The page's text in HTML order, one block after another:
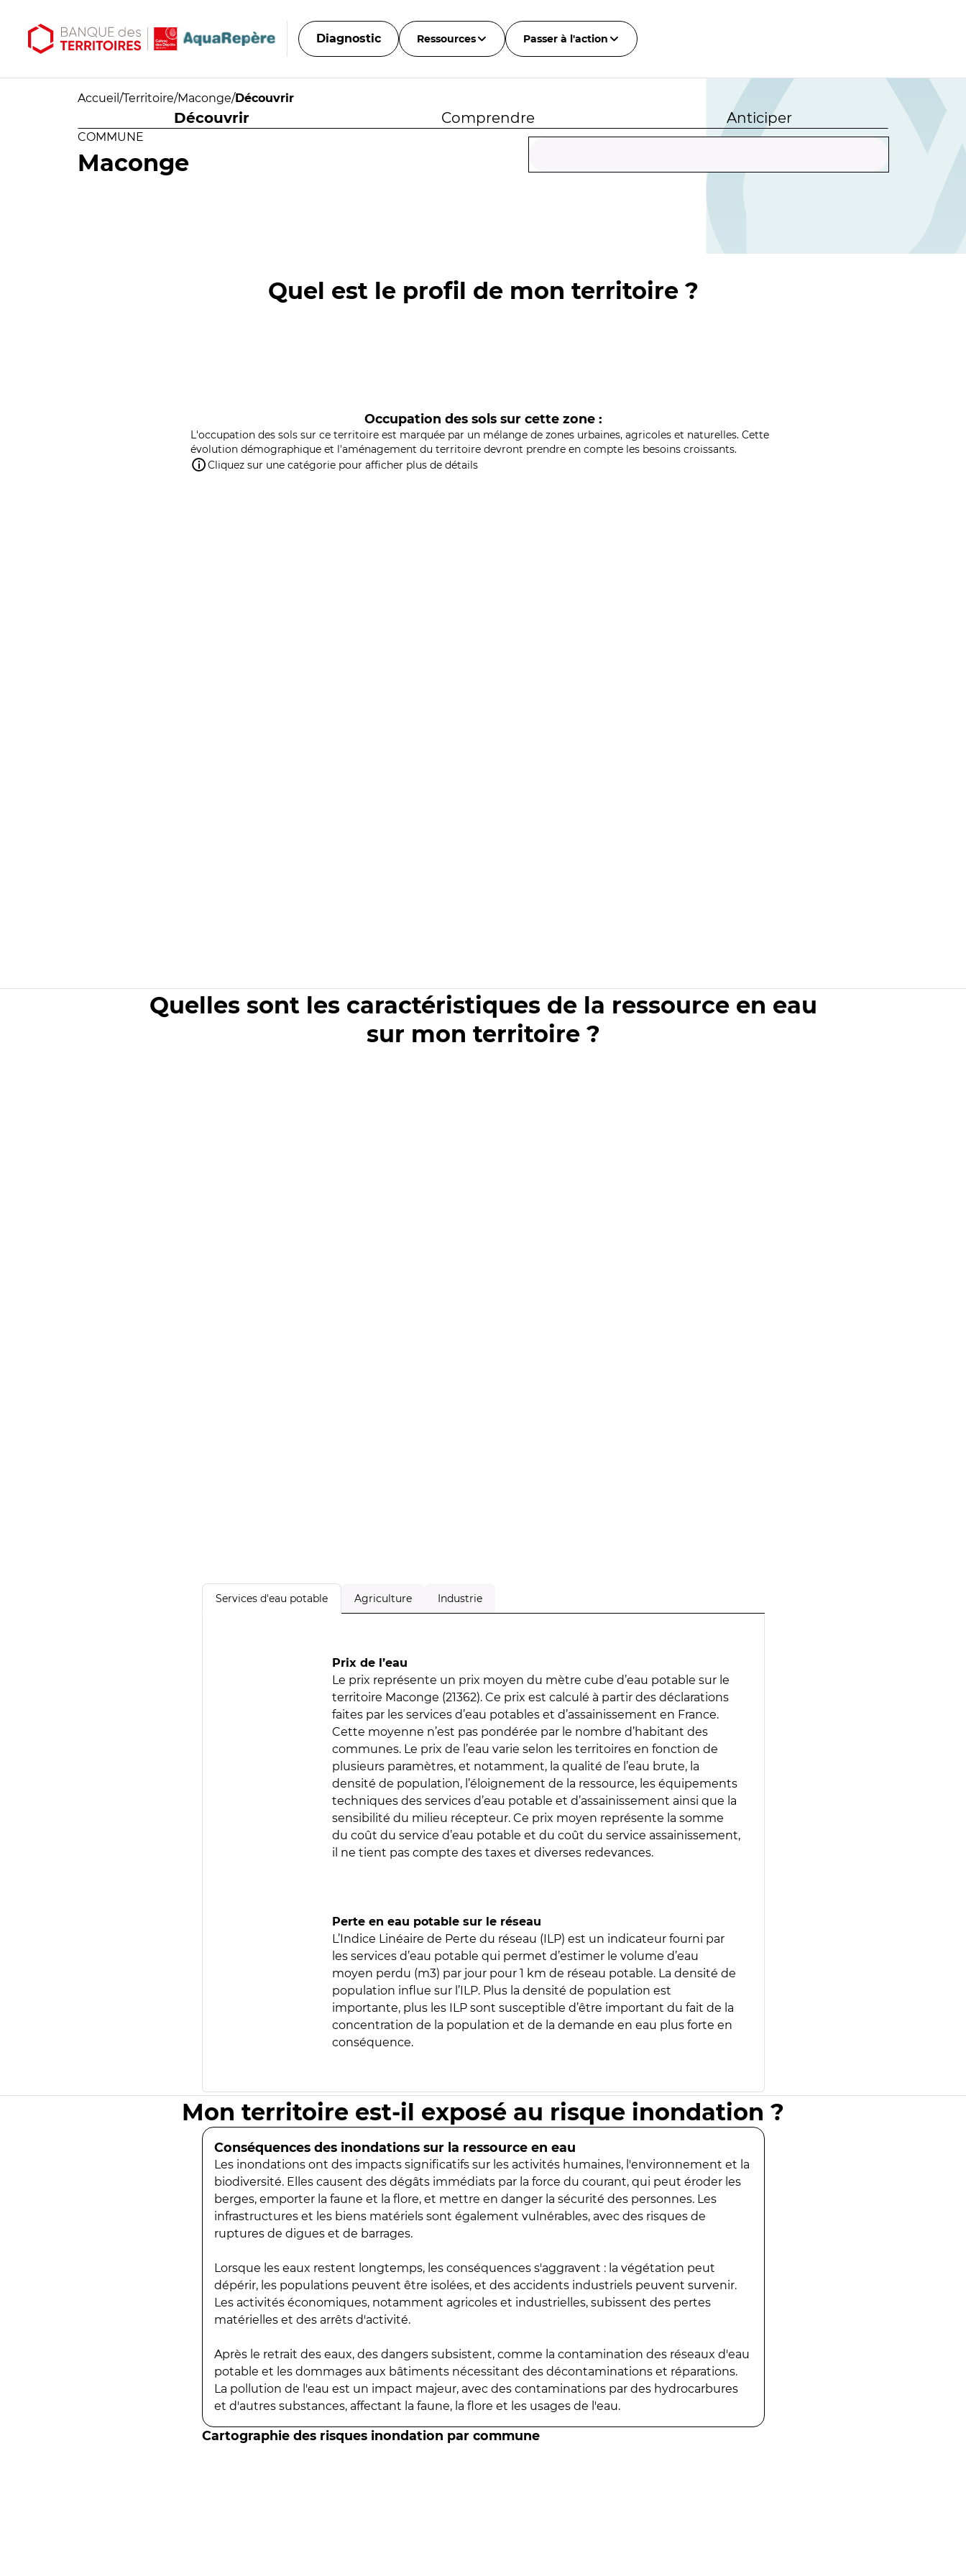
Diagnostic Ressources Passer à l'action
Accueil /Territoire/Maconge/Découvrir
Découvrir Comprendre Anticiper
COMMUNE
Maconge
Quel est le profil de mon territoire ?
Occupation des sols sur cette zone :
L'occupation des sols sur ce territoire est marquée par un mélange de zones urbaines, agricoles et naturelles. Cette
évolution démographique et l'aménagement du territoire devront prendre en compte les besoins croissants.
Cliquez sur une catégorie pour afficher plus de détails
Quelles sont les caractéristiques de la ressource en eau
sur mon territoire ?
Services d'eau potable Agriculture Industrie
Prix de l’eau
Le prix représente un prix moyen du mètre cube d’eau potable sur le
territoire Maconge (21362). Ce prix est calculé à partir des déclarations
faites par les services d’eau potables et d’assainissement en France.
Cette moyenne n’est pas pondérée par le nombre d’habitant des
communes. Le prix de l’eau varie selon les territoires en fonction de
plusieurs paramètres, et notamment, la qualité de l’eau brute, la
densité de population, l’éloignement de la ressource, les équipements
techniques des services d’eau potable et d’assainissement ainsi que la
sensibilité du milieu récepteur. Ce prix moyen représente la somme
du coût du service d’eau potable et du coût du service assainissement,
il ne tient pas compte des taxes et diverses redevances.
Perte en eau potable sur le réseau
L’Indice Linéaire de Perte du réseau (ILP) est un indicateur fourni par
les services d’eau potable qui permet d’estimer le volume d’eau
moyen perdu (m3) par jour pour 1 km de réseau potable. La densité de
population influe sur l’ILP. Plus la densité de population est
importante, plus les ILP sont susceptible d’être important du fait de la
concentration de la population et de la demande en eau plus forte en
conséquence.
Mon territoire est-il exposé au risque inondation ?
Conséquences des inondations sur la ressource en eau
Les inondations ont des impacts significatifs sur les activités humaines, l'environnement et la
biodiversité. Elles causent des dégâts immédiats par la force du courant, qui peut éroder les
berges, emporter la faune et la flore, et mettre en danger la sécurité des personnes. Les
infrastructures et les biens matériels sont également vulnérables, avec des risques de
ruptures de digues et de barrages.
Lorsque les eaux restent longtemps, les conséquences s'aggravent : la végétation peut
dépérir, les populations peuvent être isolées, et des accidents industriels peuvent survenir.
Les activités économiques, notamment agricoles et industrielles, subissent des pertes
matérielles et des arrêts d'activité.
Après le retrait des eaux, des dangers subsistent, comme la contamination des réseaux d'eau
potable et les dommages aux bâtiments nécessitant des décontaminations et réparations.
La pollution de l'eau est un impact majeur, avec des contaminations par des hydrocarbures
et d'autres substances, affectant la faune, la flore et les usages de l'eau.
Cartographie des risques inondation par commune